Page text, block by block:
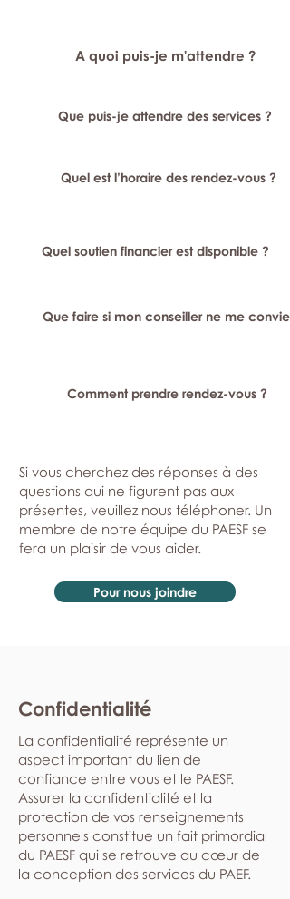
A quoi puis-je m'attendre ?
Que puis-je attendre des services ?
Quel est l’horaire des rendez-vous ?
Quel soutien financier est disponible ?
Que faire si mon conseiller ne me
Comment prendre rendez-vous ?
Si vous cherchez des réponses à des
questions qui ne figurent pas aux
présentes, veuillez nous téléphoner. Un
membre de notre équipe du PAESF se
fera un plaisir de vous aider.
Pour nous joindre
Confidentialité
La confidentialité représente un
aspect important du lien de
confiance entre vous et le PAESF.
Assurer la confidentialité et la
protection de vos renseignements
personnels constitue un fait primordial
du PAESF qui se retrouve au cœur de
la conception des services du PAEF.